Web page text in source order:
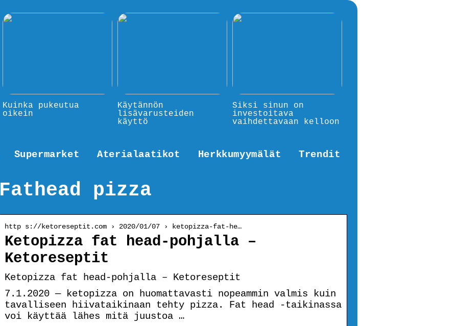
Kuinka pukeutua
oikein
Käytännön
lisävarusteiden
käyttö
Siksi sinun on
investoitava
vaihdettavaan kelloon
Supermarket Aterialaatikot Herkkumyymälät Trendit
Fathead pizza
http s://ketoreseptit.com › 2020/01/07 › ketopizza-fat-he…
Ketopizza fat head-pohjalla –
Ketoreseptit
Ketopizza fat head-pohjalla – Ketoreseptit
7.1.2020 — ketopizza on huomattavasti nopeammin valmis kuin
tavalliseen hiivataikinaan tehty pizza. Fat head -taikinassa
voi käyttää lähes mitä juustoa …